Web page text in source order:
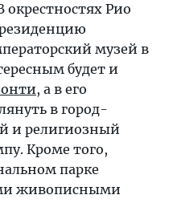
окрестностях Рио
музей в
будет и
, а в его
в город-
и религиозный
Кроме того,
парке
живописными